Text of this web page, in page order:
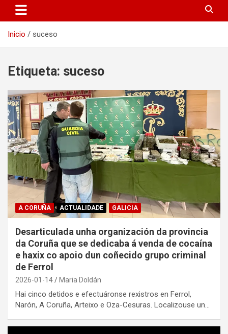
Inicio suceso
Etiqueta: suceso
A CORUÑA ACTUALIDADE GALICIA
Desarticulada unha organización da provincia
da Coruña que se dedicaba á venda de cocaína
e haxix co apoio dun coñecido grupo criminal
de Ferrol
2026-01-14 Maria Doldán
Hai cinco detidos e efectuáronse rexistros en Ferrol,
Narón, A Coruña, Arteixo e Oza-Cesuras. Localizouse un…